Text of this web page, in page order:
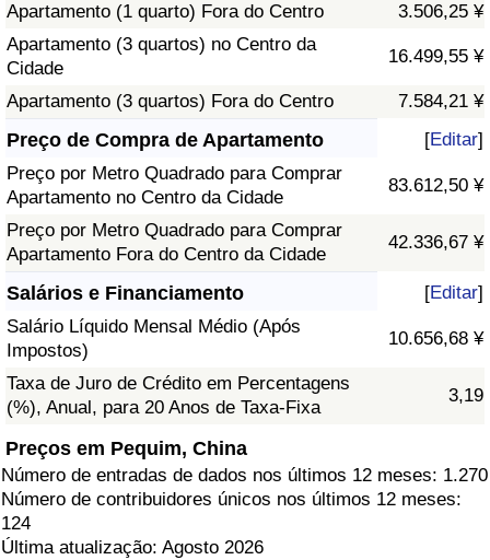
Apartamento (1 quarto) Fora do Centro
3.506,25 ¥
Apartamento (3 quartos) no Centro da
Cidade
16.499,55 ¥
Apartamento (3 quartos) Fora do Centro 7.584,21 ¥
Preço de Compra de Apartamento [Editar]
Preço por Metro Quadrado para Comprar
Apartamento no Centro da Cidade
83.612,50 ¥
Preço por Metro Quadrado para Comprar
Apartamento Fora do Centro da Cidade
42.336,67 ¥
Salários e Financiamento [Editar]
Salário Líquido Mensal Médio (Após
Impostos)
10.656,68 ¥
Taxa de Juro de Crédito em Percentagens
(%), Anual, para 20 Anos de Taxa-Fixa
3,19
Preços em Pequim, China
Número de entradas de dados nos últimos 12 meses: 1.270
Número de contribuidores únicos nos últimos 12 meses:
124
Última atualização: Agosto 2026